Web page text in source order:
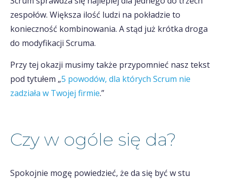
zespołów. Większa ilość ludzi na pokładzie to
konieczność kombinowania. A stąd już krótka droga
do modyfikacji Scruma.
Przy tej okazji musimy także przypomnieć nasz tekst
pod tytułem „5 powodów, dla których Scrum nie
zadziała w Twojej firmie.”
Czy w ogóle się da?
Spokojnie mogę powiedzieć, że da się być w stu